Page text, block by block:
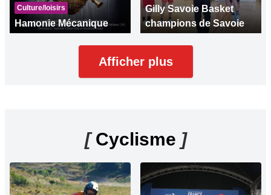
Culture/loisirs
Hamonie Mécanique
Gilly Savoie Basket
champions de Savoie
Afficher plus
[Cyclisme ]